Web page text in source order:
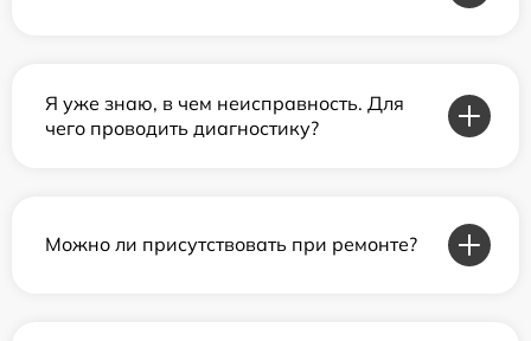
Я уже знаю, в чем неисправность. Для
чего проводить диагностику?
Можно ли присутствовать при ремонте?